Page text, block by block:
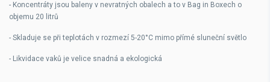
- Koncentráty jsou baleny v nevratných obalech a to v Bag in Boxech o
objemu 20 litrů
- Skladuje se při teplotách v rozmezí 5-20°C mimo přímé sluneční světlo
- Likvidace vaků je velice snadná a ekologická